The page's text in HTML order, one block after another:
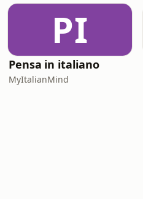
PI
Pensa in italiano
MyItalianMind